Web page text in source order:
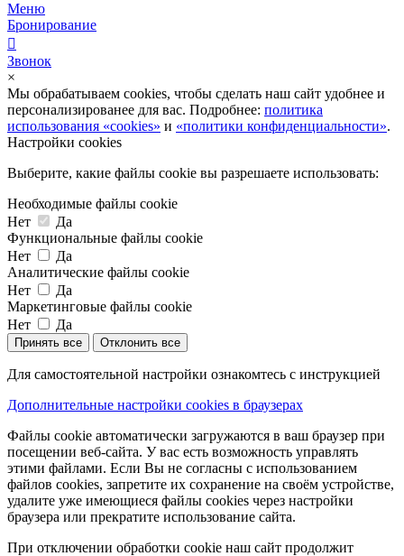
Меню
Бронирование
Звонок
×
Мы обрабатываем cookies, чтобы сделать наш сайт удобнее и
персонализированее для вас. Подробнее: политика
использования «cookies» и «политики конфиденциальности».
Настройки cookies
Выберите, какие файлы cookie вы разрешаете использовать:
Необходимые файлы cookie
Нет
Да
Функциональные файлы cookie
Нет
Да
Аналитические файлы cookie
Нет
Да
Маркетинговые файлы cookie
Нет
Да
Принять все Отклонить все
Для самостоятельной настройки ознакомтесь с инструкцией
Дополнительные настройки cookies в браузерах
Файлы cookie автоматически загружаются в ваш браузер при
посещении веб-сайта. У вас есть возможность управлять
этими файлами. Если Вы не согласны с использованием
файлов cookies, запретите их сохранение на своём устройстве,
удалите уже имеющиеся файлы cookies через настройки
браузера или прекратите использование сайта.
При отключении обработки cookie наш сайт продолжит